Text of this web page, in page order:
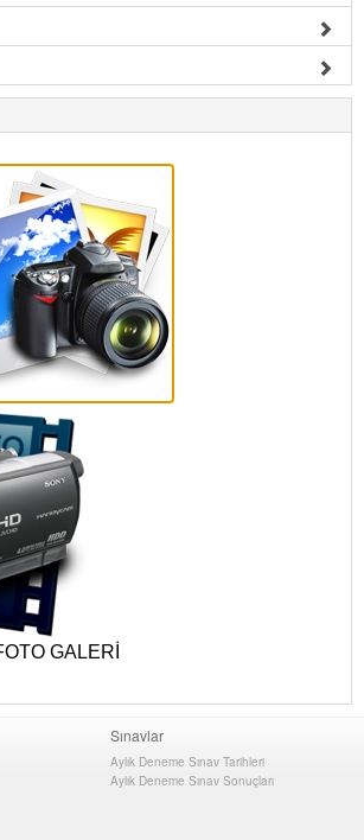
GALERİ
Sınavlar
Aylık Deneme Sınav Tarihleri
Aylık Deneme Sınav Sonuçları